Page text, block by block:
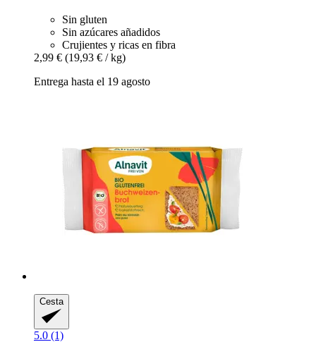
Sin gluten
Sin azúcares añadidos
Crujientes y ricas en fibra
2,99 € (19,93 € / kg)
Entrega hasta el 19 agosto
Cesta
5.0 (1)